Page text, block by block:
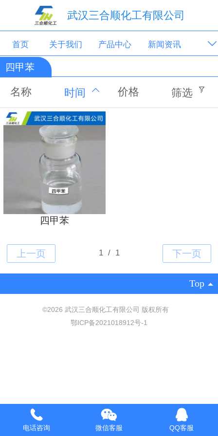
武汉三合顺化工有限公司
首页 关于我们 产品中心 新闻资讯
联系我们
四甲苯
名称 时间 价格 筛选
四甲苯
Top
©2026 武汉三合顺化工有限公司 版权所有
鄂ICP备2021018912号-1
电话咨询 微信客服 QQ客服